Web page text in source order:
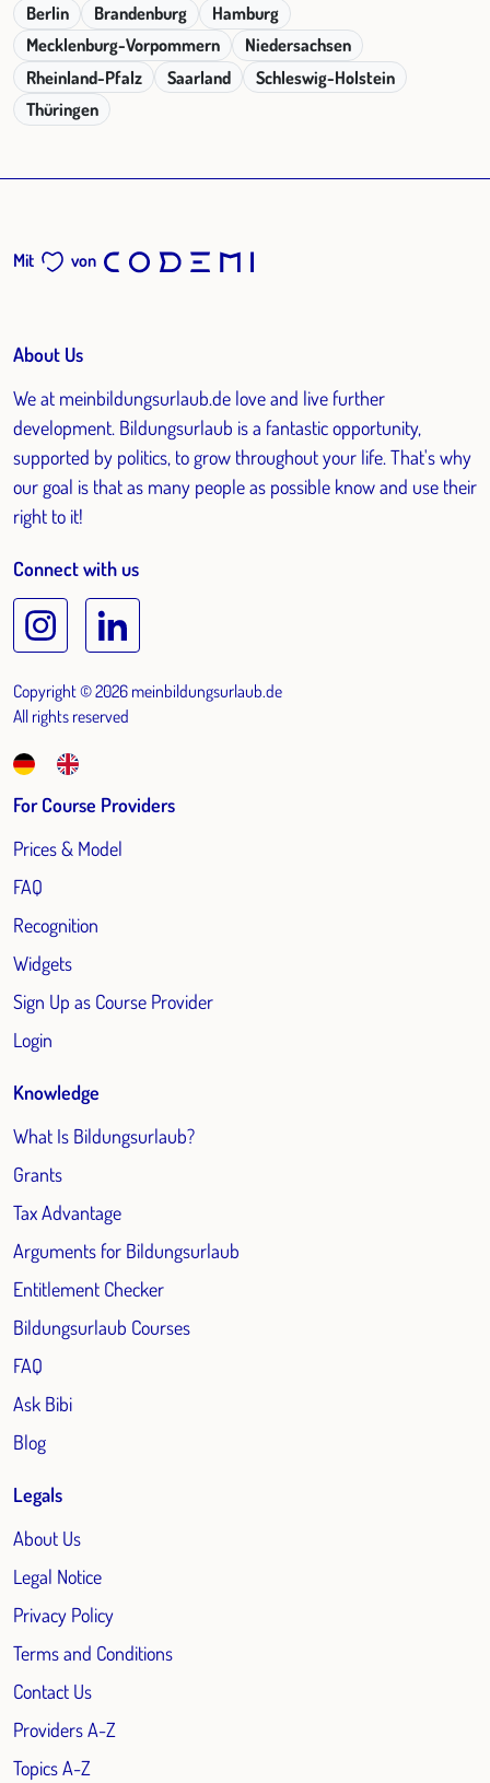
Berlin Brandenburg
Hamburg
Mecklenburg-Vorpommern
Niedersachsen
Rheinland-Pfalz
Saarland
Schleswig-Holstein
Thüringen
Mit von
About Us
We at meinbildungsurlaub.de love and live further
development. Bildungsurlaub is a fantastic opportunity,
supported by politics, to grow throughout your life. That's why
our goal is that as many people as possible know and use their
right to it!
Connect with us
Copyright © 2026 meinbildungsurlaub.de
All rights reserved
For Course Providers
Prices & Model
FAQ
Recognition
Widgets
Sign Up as Course Provider
Login
Knowledge
What Is Bildungsurlaub?
Grants
Tax Advantage
Arguments for Bildungsurlaub
Entitlement Checker
Bildungsurlaub Courses
FAQ
Ask Bibi
Blog
Legals
About Us
Legal Notice
Privacy Policy
Terms and Conditions
Contact Us
Providers A-Z
Topics A-Z